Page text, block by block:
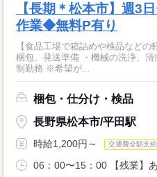
【長期＊松本市】週3
作業◆無料P有り
【食品工場で箱詰めや検品などの
梱包、発送準備 ・機械の洗浄、清掃 【勤務日数】週3〜5日のシ
制勤務 ※希望が...
梱包・仕分け・検品
長野県松本市/平田駅
時給1,200円～ 交通費全額支給
06：00〜15：00 【残業】